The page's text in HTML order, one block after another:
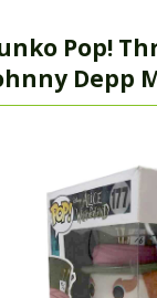
Pop!
Depp